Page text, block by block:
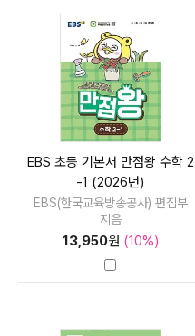
EBS 초등 기본서 만점왕 수학 2
-1 (2026년)
EBS(한국교육방송공사) 편집부
지음
13,950원 (10%)